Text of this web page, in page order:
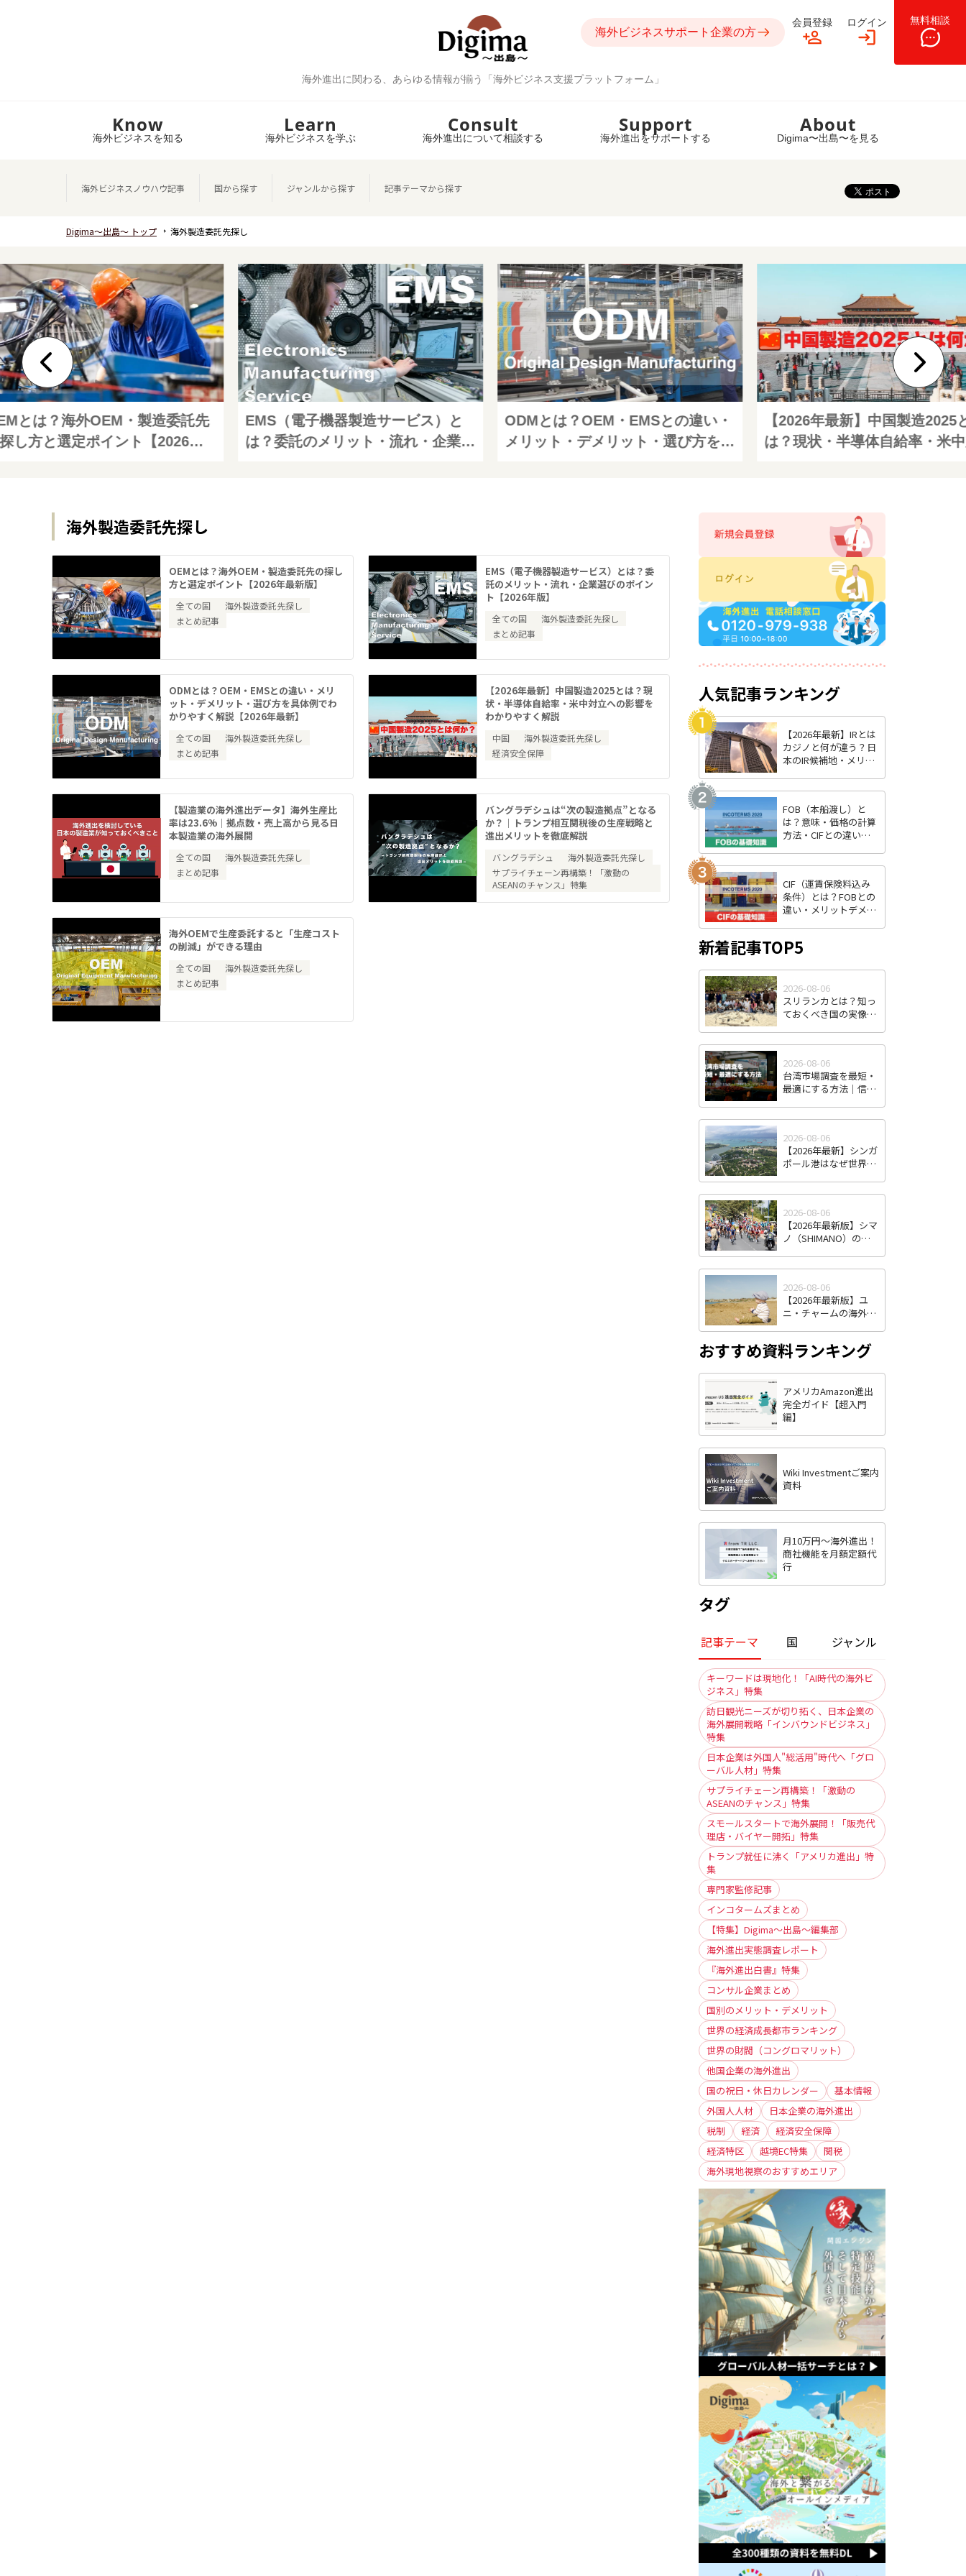
海外進出に関わる、あらゆる情報が揃う「海外ビジネス支援プラットフォーム」
海外ビジネスサポート企業の方
会員登録 ログイン 無料相談
Know
海外ビジネスを知る
Learn
海外ビジネスを学ぶ
Consult
海外進出について相談する
Support
海外進出をサポートする
About
Digima〜出島〜を見る
海外ビジネスノウハウ記事 国から探す ジャンルから探す 記事テーマから探す
Digima～出島～ トップ 海外製造委託先探し
とは？海外OEM・製造委託先
し方と選定ポイント【2026年
EMS（電子機器製造サービス）と
は？委託のメリット・流れ・企業選
ODMとは？OEM・EMSとの違い・
メリット・デメリット・選び方を具
【2026年最新】中国製造2025
は？現状・半導体自給率・米
海外製造委託先探し
OEMとは？海外OEM・製造委託先の探し
方と選定ポイント【2026年最新版】
全ての国
海外製造委託先探し
まとめ記事
EMS（電子機器製造サービス）とは？委
託のメリット・流れ・企業選びのポイン
ト【2026年版】
全ての国
海外製造委託先探し
まとめ記事
ODMとは？OEM・EMSとの違い・メリ
ット・デメリット・選び方を具体例でわ
かりやすく解説【2026年最新】
全ての国
海外製造委託先探し
まとめ記事
【2026年最新】中国製造2025とは？現
状・半導体自給率・米中対立への影響を
わかりやすく解説
中国
海外製造委託先探し
経済安全保障
【製造業の海外進出データ】海外生産比
率は23.6%｜拠点数・売上高から見る日
本製造業の海外展開
全ての国
海外製造委託先探し
まとめ記事
バングラデシュは“次の製造拠点”となる
か？｜トランプ相互関税後の生産戦略と
進出メリットを徹底解説
バングラデシュ
海外製造委託先探し
サプライチェーン再構築！「激動の
ASEANのチャンス」特集
海外OEMで生産委託すると「生産コスト
の削減」ができる理由
全ての国
海外製造委託先探し
まとめ記事
人気記事ランキング
【2026年最新】IRとは
カジノと何が違う？日
本のIR候補地・メリッ
FOB（本船渡し）と
は？意味・価格の計算
方法・CIFとの違いを
CIF（運賃保険料込み
条件）とは？FOBとの
違い・メリットデメリ
新着記事TOP5
2026-08-06
スリランカとは？知っ
ておくべき国の実像
2026-08-06
台湾市場調査を最短・
最適にする方法｜信頼
2026-08-06
【2026年最新】シンガ
ポール港はなぜ世界最
南アジア物流拠点の実
力
2026-08-06
【2026年最新版】シマ
ノ（SHIMANO）の海
るのか
2026-08-06
【2026年最新版】ユ
ニ・チャームの海外進
つの強みを徹底解説
おすすめ資料ランキング
アメリカAmazon進出
完全ガイド【超入門
編】
Wiki Investmentご案内
資料
月10万円〜海外進出！
商社機能を月額定額代
行
タグ
記事テーマ 国 ジャンル
キーワードは現地化！「AI時代の海外ビ
ジネス」特集
訪日観光ニーズが切り拓く、日本企業の
海外展開戦略「インバウンドビジネス」
特集
日本企業は外国人"総活用"時代へ「グロ
ーバル人材」特集
サプライチェーン再構築！「激動の
ASEANのチャンス」特集
スモールスタートで海外展開！「販売代
理店・バイヤー開拓」特集
トランプ就任に沸く「アメリカ進出」特
集
専門家監修記事
インコタームズまとめ
【特集】Digima〜出島〜編集部
海外進出実態調査レポート
『海外進出白書』特集
コンサル企業まとめ
国別のメリット・デメリット
世界の経済成長都市ランキング
世界の財閥（コングロマリット）
他国企業の海外進出
国の祝日・休日カレンダー
基本情報
外国人人材
日本企業の海外進出
税制
経済
経済安全保障
経済特区
越境EC特集
関税
海外現地視察のおすすめエリア